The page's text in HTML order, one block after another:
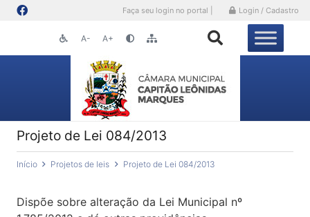
Faça seu login no portal | Login / Cadastro
A- A+
Projeto de Lei 084/2013
Início Projetos de leis Projeto de Lei 084/2013
Dispõe sobre alteração da Lei Municipal nº